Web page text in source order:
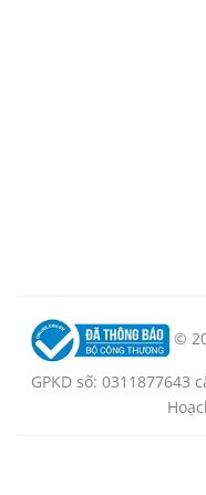
©
GPKD số: 0311877643